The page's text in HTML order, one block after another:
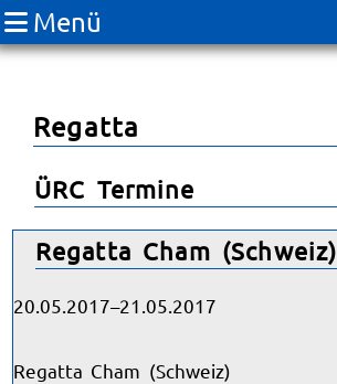
Menü
Regatta
ÜRC Termine
Regatta Cham (Schweiz)
20.05.2017–21.05.2017
Regatta Cham (Schweiz)